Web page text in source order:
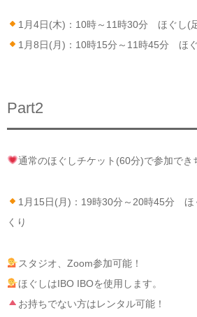
1月4日(木)：10時～11時30分 ほぐし(
1月8日(月)：10時15分～11時45分 ほ
Part2
通常のほぐしチケット(60分)で参加でき
1月15日(月)：19時30分～20時45分 ほ
くり
スタジオ、Zoom参加可能！
ほぐしはIBO IBOを使用します。
お持ちでない方はレンタル可能！